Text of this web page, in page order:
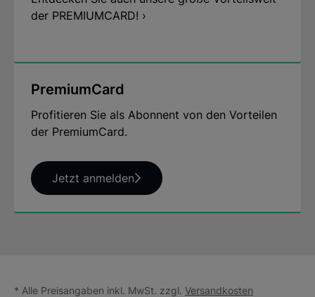
der PREMIUMCARD! ›
PremiumCard
Profitieren Sie als Abonnent von den Vorteilen
der PremiumCard.
Jetzt anmelden
* Alle Preisangaben inkl. MwSt. zzgl. Versandkosten